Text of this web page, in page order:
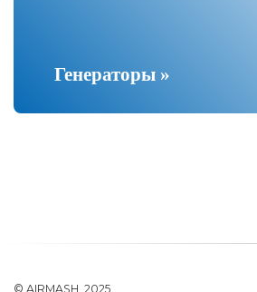
Генераторы »
© AIRMASH, 2025